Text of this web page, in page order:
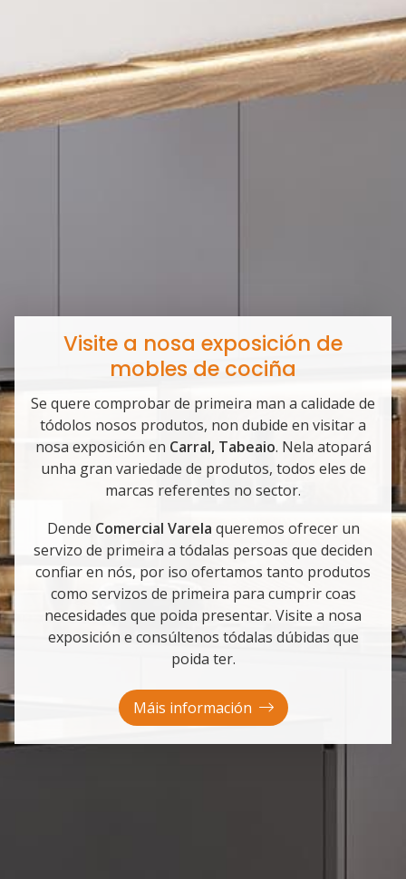
Visite a nosa exposición de
mobles de cociña
Se quere comprobar de primeira man a calidade de
tódolos nosos produtos, non dubide en visitar a
nosa exposición en Carral, Tabeaio. Nela atopará
unha gran variedade de produtos, todos eles de
marcas referentes no sector.
Dende Comercial Varela queremos ofrecer un
servizo de primeira a tódalas persoas que deciden
confiar en nós, por iso ofertamos tanto produtos
como servizos de primeira para cumprir coas
necesidades que poida presentar. Visite a nosa
exposición e consúltenos tódalas dúbidas que
poida ter.
Máis información